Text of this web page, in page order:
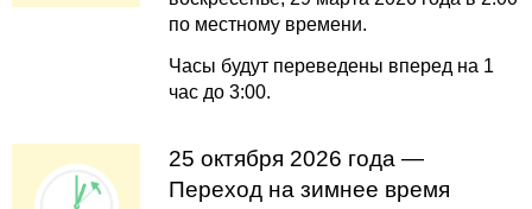
по местному времени.
Часы будут переведены вперед на 1
час до 3:00.
25 октября 2026 года —
Переход на зимнее время